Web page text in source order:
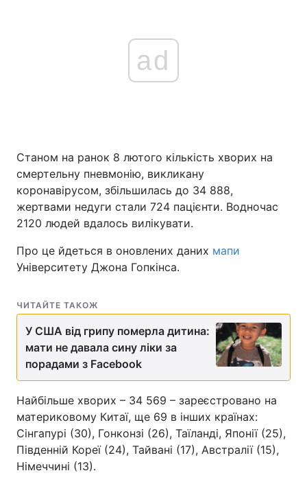
ad
Станом на ранок 8 лютого кількість хворих на
смертельну пневмонію, викликану
коронавірусом, збільшилась до 34 888,
жертвами недуги стали 724 пацієнти. Водночас
2120 людей вдалось вилікувати.
Про це йдеться в оновлених даних мапи
Університету Джона Гопкінса.
ЧИТАЙТЕ ТАКОЖ
У США від грипу померла дитина:
мати не давала сину ліки за
порадами з Facebook
Найбільше хворих – 34 569 – зареєстровано на
материковому Китаї, ще 69 в інших країнах:
Сінгапурі (30), Гонконзі (26), Таїланді, Японії (25),
Південній Кореї (24), Тайвані (17), Австралії (15),
Німеччині (13).